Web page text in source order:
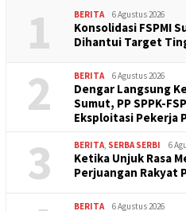
1 BERITA 6 Agustus 2026
Konsolidasi FSPMI
Dihantui Target
2 BERITA 6 Agustus 2026
Dengar Langsung
Sumut, PP SPPK-
Eksploitasi Pekerja
3 BERITA SERBA SERBI 6
Ketika Unjuk Rasa
Perjuangan Rakyat
BERITA 6 Agustus 2026